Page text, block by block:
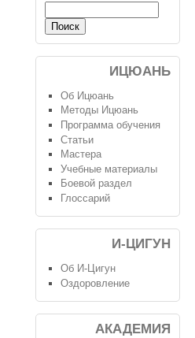
ИЦЮАНЬ
Об Ицюань
Методы Ицюань
Программа обучения
Статьи
Мастера
Учебные материалы
Боевой раздел
Глоссарий
И-ЦИГУН
Об И-Цигун
Оздоровление
АКАДЕМИЯ